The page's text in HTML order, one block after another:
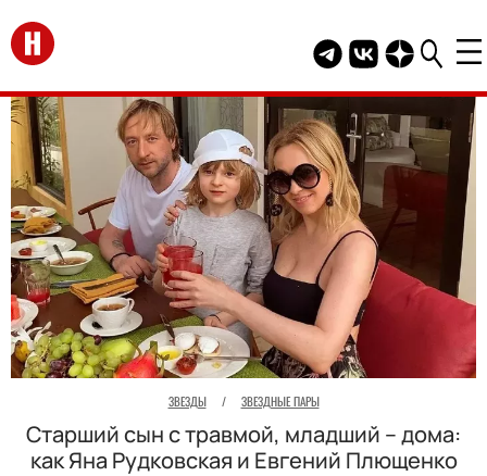
Перейти на главную
Telegram канал
Группа HELLO
Канал
ЗВЕЗДЫ / ЗВЕЗДНЫЕ ПАРЫ
Старший сын с травмой, младший – дома:
как Яна Рудковская и Евгений Плющенко